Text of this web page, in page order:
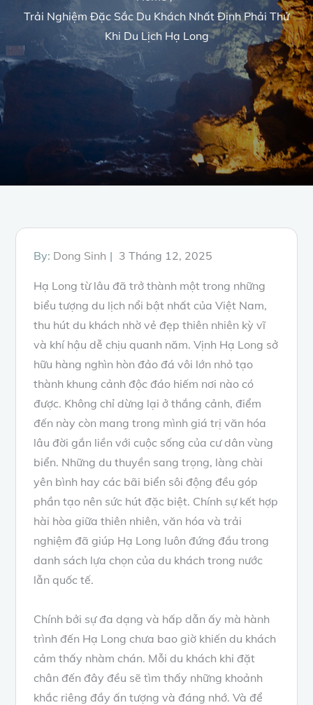
Trải Nghiệm Đặc Sắc Du Khách Nhất Định Phải Thử
Khi Du Lịch Hạ Long
By: Dong Sinh
Posted
3 Tháng 12, 2025
Hạ Long từ lâu đã trở thành một trong những
biểu tượng du lịch nổi bật nhất của Việt Nam,
thu hút du khách nhờ vẻ đẹp thiên nhiên kỳ vĩ
và khí hậu dễ chịu quanh năm. Vịnh Hạ Long sở
hữu hàng nghìn hòn đảo đá vôi lớn nhỏ tạo
thành khung cảnh độc đáo hiếm nơi nào có
được. Không chỉ dừng lại ở thắng cảnh, điểm
đến này còn mang trong mình giá trị văn hóa
lâu đời gắn liền với cuộc sống của cư dân vùng
biển. Những du thuyền sang trọng, làng chài
yên bình hay các bãi biển sôi động đều góp
phần tạo nên sức hút đặc biệt. Chính sự kết hợp
hài hòa giữa thiên nhiên, văn hóa và trải
nghiệm đã giúp Hạ Long luôn đứng đầu trong
danh sách lựa chọn của du khách trong nước
lẫn quốc tế.
Chính bởi sự đa dạng và hấp dẫn ấy mà hành
trình đến Hạ Long chưa bao giờ khiến du khách
cảm thấy nhàm chán. Mỗi du khách khi đặt
chân đến đây đều sẽ tìm thấy những khoảnh
khắc riêng đầy ấn tượng và đáng nhớ. Và để